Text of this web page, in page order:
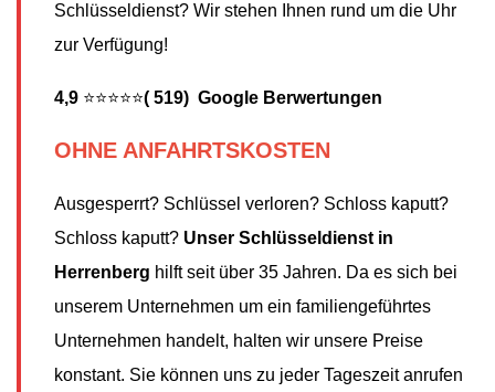
Schlüsseldienst? Wir stehen Ihnen rund um die Uhr
zur Verfügung!
4,9 ⭐⭐⭐⭐⭐( 519) Google Berwertungen
OHNE ANFAHRTSKOSTEN
Ausgesperrt? Schlüssel verloren? Schloss kaputt?
Schloss kaputt? Unser Schlüsseldienst in
Herrenberg hilft seit über 35 Jahren. Da es sich bei
unserem Unternehmen um ein familiengeführtes
Unternehmen handelt, halten wir unsere Preise
konstant. Sie können uns zu jeder Tageszeit anrufen